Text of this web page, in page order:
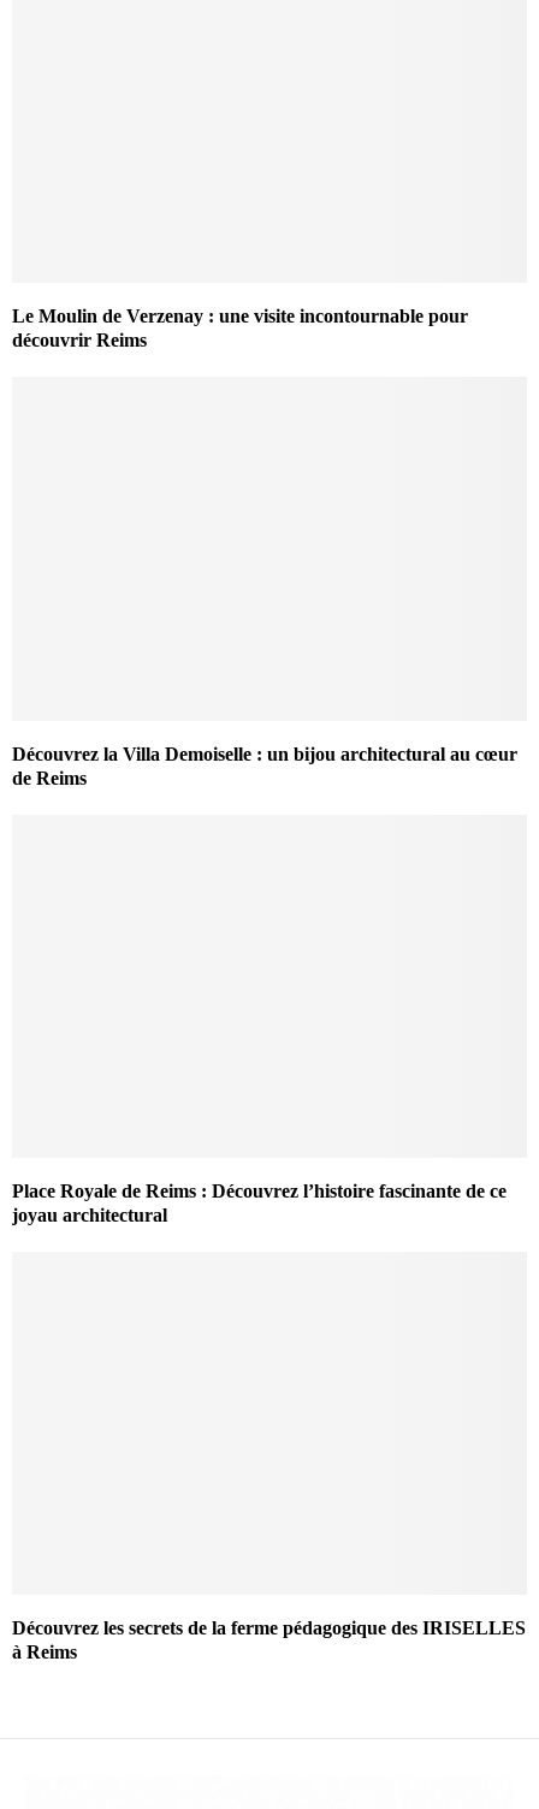
Le Moulin de Verzenay : une visite incontournable pour
découvrir Reims
Découvrez la Villa Demoiselle : un bijou architectural au cœur
de Reims
Place Royale de Reims : Découvrez l’histoire fascinante de ce
joyau architectural
Découvrez les secrets de la ferme pédagogique des IRISELLES
à Reims